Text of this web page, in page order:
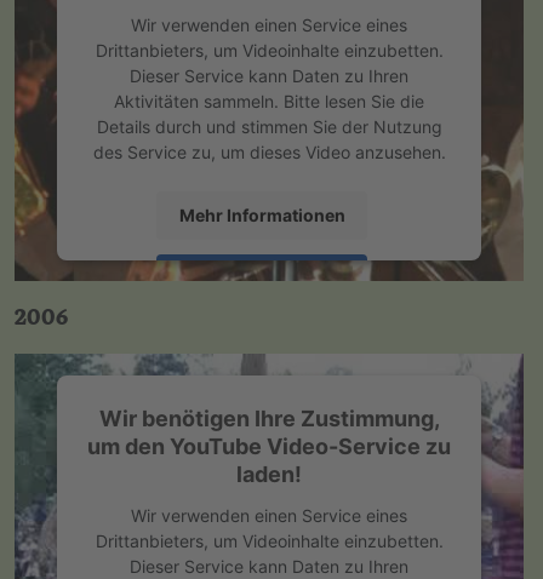
Wir verwenden einen Service eines
Drittanbieters, um Videoinhalte einzubetten.
Dieser Service kann Daten zu Ihren
Aktivitäten sammeln. Bitte lesen Sie die
Details durch und stimmen Sie der Nutzung
des Service zu, um dieses Video anzusehen.
Mehr Informationen
Akzeptieren
2006
Wir benötigen Ihre Zustimmung,
um den YouTube Video-Service zu
laden!
Wir verwenden einen Service eines
Drittanbieters, um Videoinhalte einzubetten.
Dieser Service kann Daten zu Ihren